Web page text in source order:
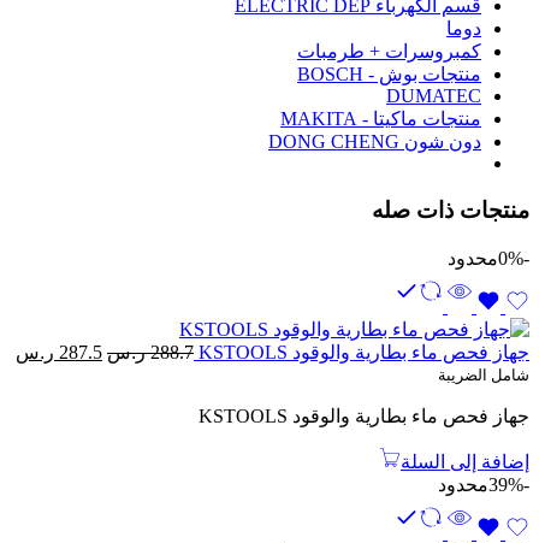
قسم الكهرباء ELECTRIC DEP
دوما
كمبروسرات + طرمبات
منتجات بوش - BOSCH
DUMATEC
منتجات ماكيتا - MAKITA
دون شون DONG CHENG
منتجات ذات صله
-0% محدود
جهاز فحص ماء بطارية والوقود KSTOOLS 288.7 ر.س السعر
287.5 ر.س
شامل الضريبة
جهاز فحص ماء بطارية والوقود KSTOOLS
إضافة إلى السلة
-39%
محدود